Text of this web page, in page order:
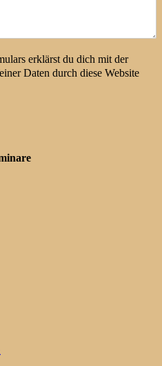
erklärst du dich mit der
Daten durch diese Website